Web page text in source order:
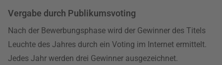
Vergabe durch Publikumsvoting
Nach der Bewerbungsphase wird der Gewinner des Titels
Leuchte des Jahres durch ein Voting im Internet ermittelt.
Jedes Jahr werden drei Gewinner ausgezeichnet.